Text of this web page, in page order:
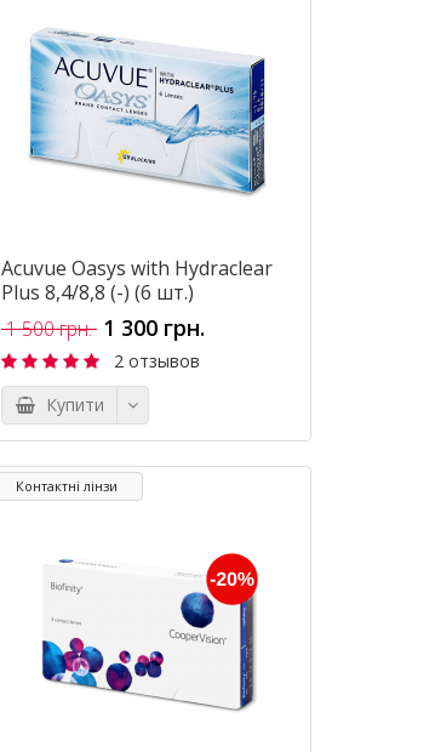
Acuvue Oasys with Hydraclear
Plus 8,4/8,8 (-) (6 шт.)
1 500 грн. 1 300 грн.
2 отзывов
Купити
Контактні лінзи